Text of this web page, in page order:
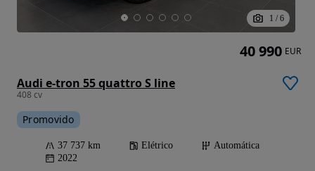
1 / 6
Audi e-tron 55 quattro S line
408 cv
Promovido
37 737 km Elétrico
Automática
2022
40 990 EUR